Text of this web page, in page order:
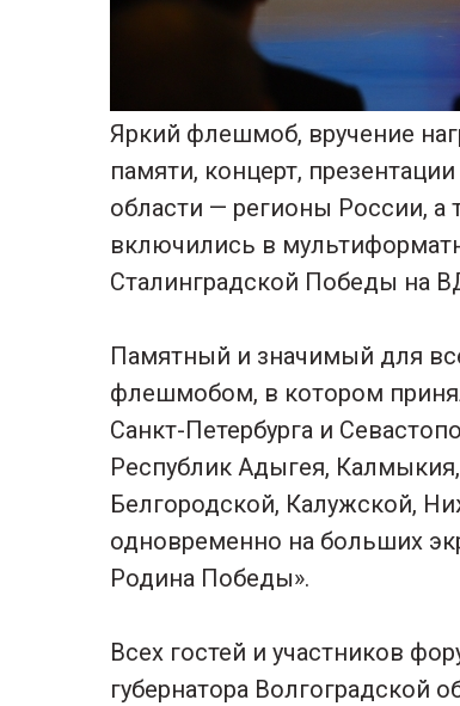
Яркий флешмоб, вручение
памяти, концерт,
области — регионы России, а
включились в
Сталинградской Победы на
Памятный и значимый для
флешмобом, в котором
Санкт-Петербурга и
Республик Адыгея,
Белгородской, Калужской,
одновременно на больших
Родина Победы».
Всех гостей и участников
губернатора Волгоградской